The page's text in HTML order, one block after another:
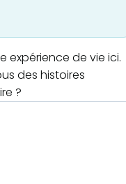
expérience de vie ici.
des histoires
?